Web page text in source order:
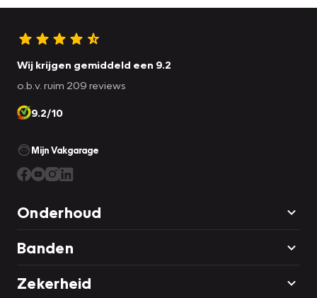
Wij krijgen gemiddeld een 9.2
o.b.v. ruim 209 reviews
9.2/10
Mijn Vakgarage
Onderhoud
Banden
Zekerheid